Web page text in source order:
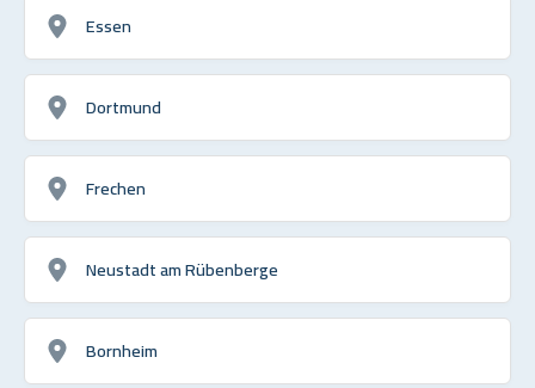
Essen
Dortmund
Frechen
Neustadt am Rübenberge
Bornheim